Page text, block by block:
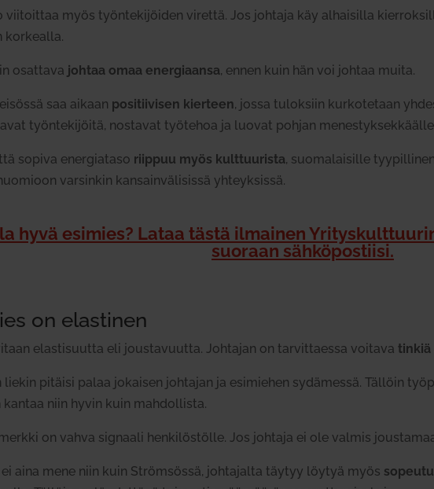
vii­toittaa myös työn­te­ki­jöiden virettä. Jos johtaja käy alhai­silla
kor­kealla.
osattava johtaa omaa ener­gi­aansa, ennen kuin hän voi johtaa muita.
saa aikaan posi­tii­visen kierteen, jossa tuloksiin kur­ko­tetaan
työn­te­ki­jöitä, nos­tavat työ­tehoa ja luovat pohjan
sopiva ener­giataso riippuu myös kult­tuu­rista, suo­ma­lai­sille
var­sinkin kan­sain­vä­li­sissä yhteyk­sissä.
hyvä esimies? Lataa tästä ilmainen
suoraan säh­kö­pos­tiisi.
on elas­tinen
elas­ti­suutta eli jous­ta­vuutta. Joh­tajan on tar­vit­taessa voitavatinkiä
pitäisi palaa jokaisen joh­tajan ja esi­miehen sydä­messä. Tällöin
niin hyvin kuin mah­dol­lista.
on vahva sig­naali hen­ki­lös­tölle. Jos johtaja ei ole valmis
aina mene niin kuin Ström­sössä, joh­ta­jalta täytyy löytyä myös